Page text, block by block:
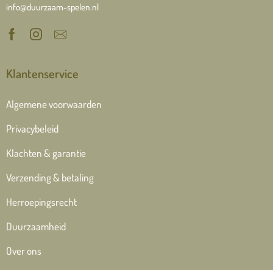
info@duurzaam-spelen.nl
Klantenservice
Algemene voorwaarden
Privacybeleid
Klachten & garantie
Verzending & betaling
Herroepingsrecht
Duurzaamheid
Over ons